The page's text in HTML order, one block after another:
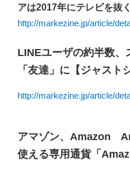
アは2017年にテレビを抜
http://markezine.jp/article/
LINEユーザの約半数、
「友達」に【ジャスト
http://markezine.jp/article/
アマゾン、Amazon
使える専用通貨「